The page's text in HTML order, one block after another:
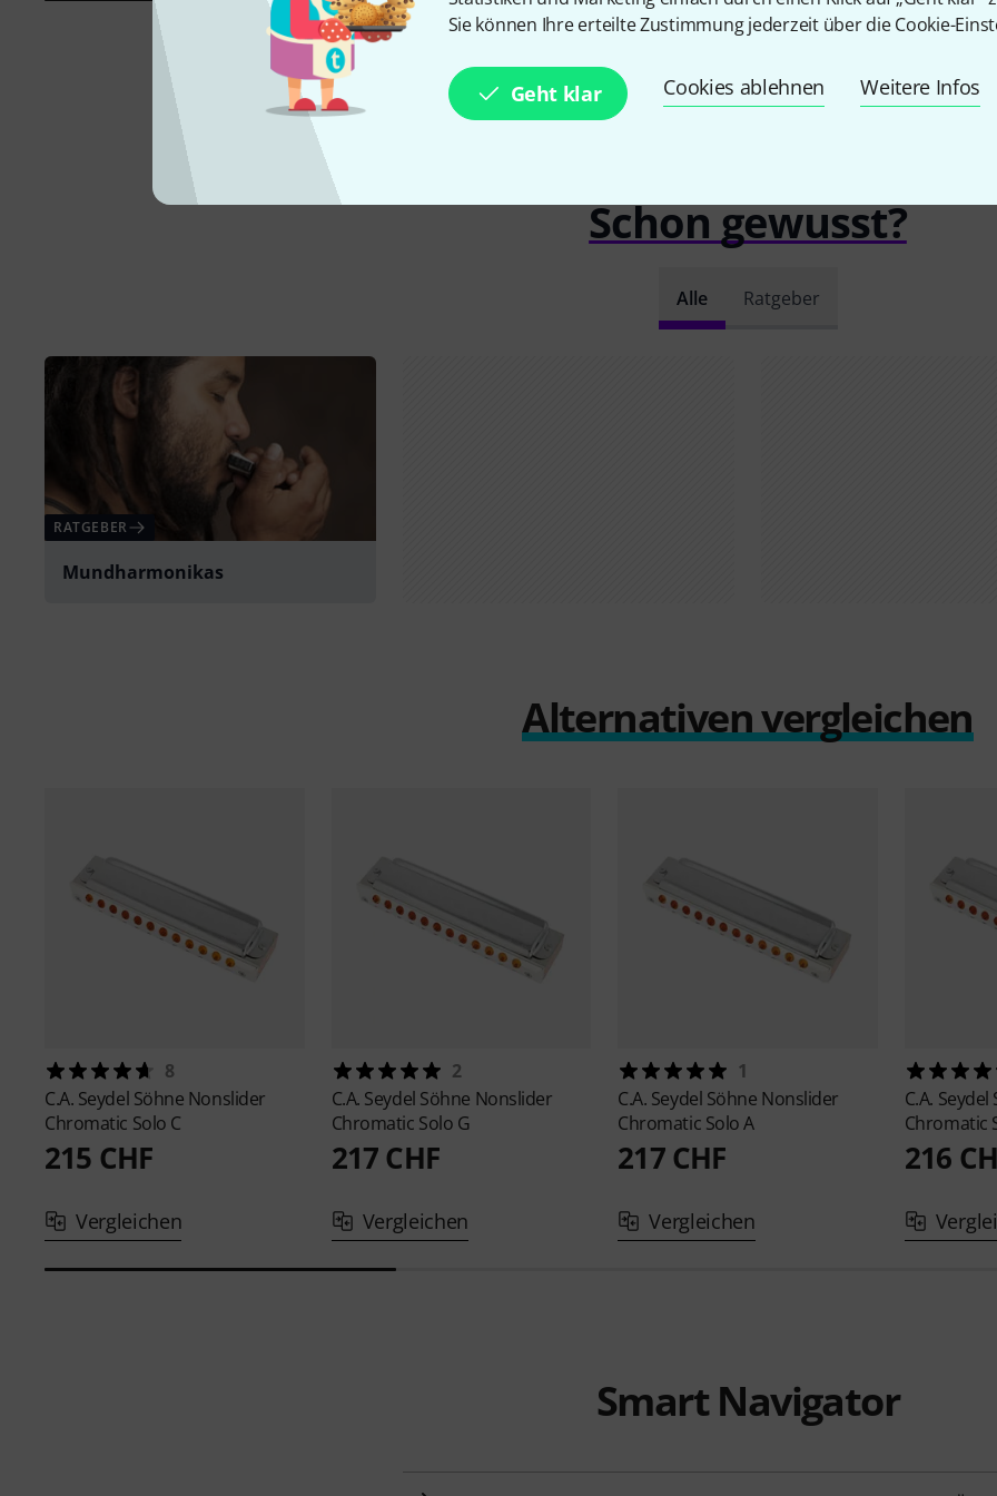
Sie können Ihre erteilte Zustimmung jederzeit über die Cookie-
Geht klar Cookies ablehnen Weitere Infos
Schon gewusst?
Alle Ratgeber
RATGEBER
Mundharmonikas
Alternativen vergleichen
8
C.A. Seydel Söhne Nonslider
Chromatic Solo C
215 CHF
Vergleichen
2
C.A. Seydel Söhne Nonslider
Chromatic Solo G
217 CHF
Vergleichen
1
C.A. Seydel Söhne Nonslider
Chromatic Solo A
217 CHF
Vergleichen
C.A.
Chromatic
216
Smart Navigator